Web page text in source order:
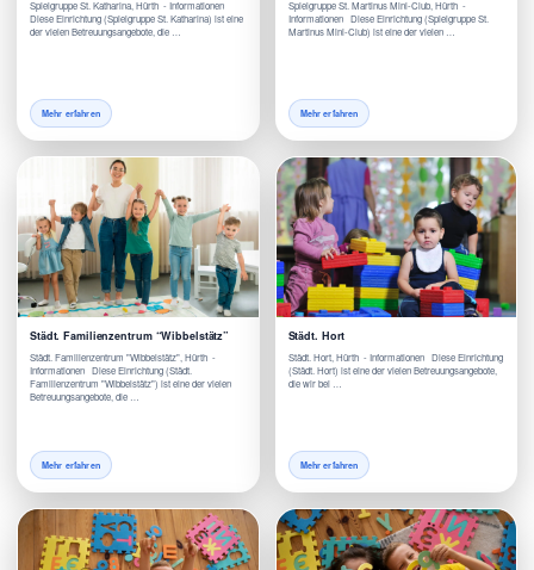
Spielgruppe St. Katharina, Hürth - Informationen
Diese Einrichtung (Spielgruppe St. Katharina) ist eine
der vielen Betreuungsangebote, die …
Mehr erfahren
Spielgruppe St. Martinus Mini-Club, Hürth -
Informationen Diese Einrichtung (Spielgruppe St.
Martinus Mini-Club) ist eine der vielen …
Mehr erfahren
Städt. Familienzentrum “Wibbelstätz”
Städt. Familienzentrum "Wibbelstätz", Hürth -
Informationen Diese Einrichtung (Städt.
Familienzentrum "Wibbelstätz") ist eine der vielen
Betreuungsangebote, die …
Mehr erfahren
Städt. Hort
Städt. Hort, Hürth - Informationen Diese Einrichtung
(Städt. Hort) ist eine der vielen Betreuungsangebote,
die wir bei …
Mehr erfahren